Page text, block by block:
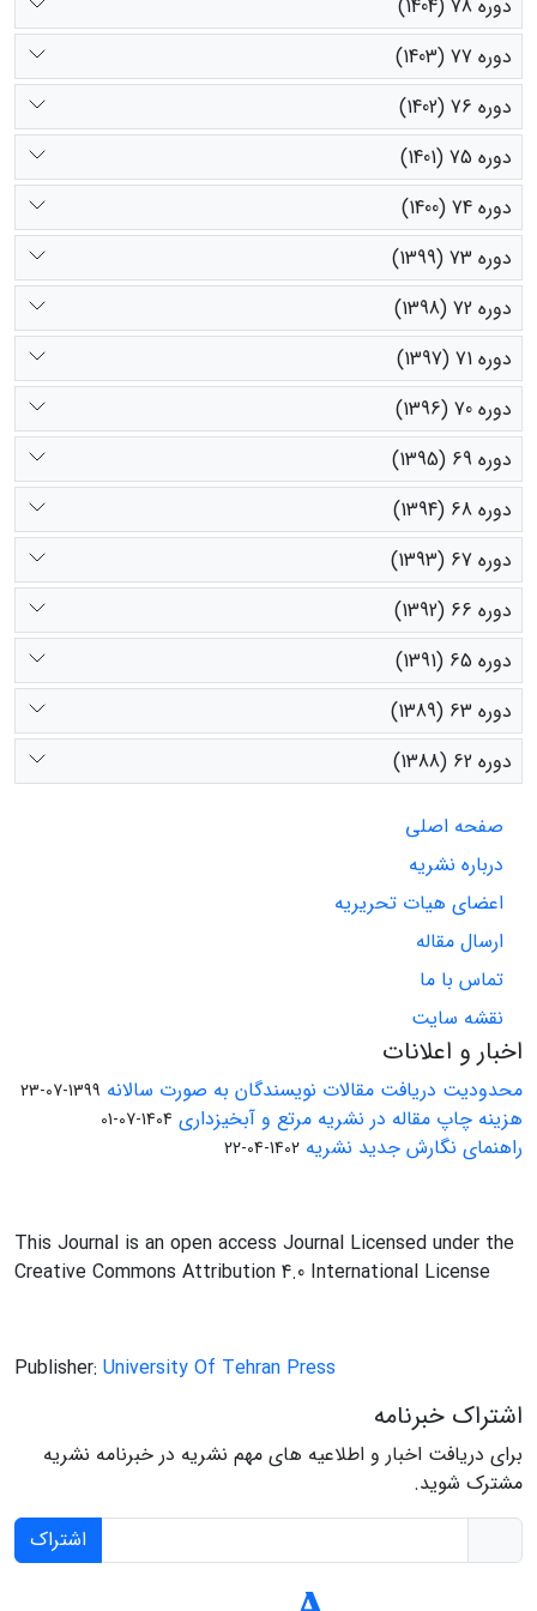
دوره 78 (1404)
دوره 77 (1403)
دوره 76 (1402)
دوره 75 (1401)
دوره 74 (1400)
دوره 73 (1399)
دوره 72 (1398)
دوره 71 (1397)
دوره 70 (1396)
دوره 69 (1395)
دوره 68 (1394)
دوره 67 (1393)
دوره 66 (1392)
دوره 65 (1391)
دوره 63 (1389)
دوره 62 (1388)
صفحه اصلی
درباره نشریه
اعضای هیات تحریریه
ارسال مقاله
تماس با ما
نقشه سایت
اخبار و اعلانات
محدودیت دریافت مقالات نویسندگان به صورت سالانه 1399-07-23
هزینه چاپ مقاله در نشریه مرتع و آبخیزداری 1404-07-01
راهنمای نگارش جدید نشریه 1402-04-22
This Journal is an open access Journal Licensed under the
Creative Commons Attribution 4.0 International License
Publisher: University Of Tehran Press
اشتراک خبرنامه
برای دریافت اخبار و اطلاعیه های مهم نشریه در خبرنامه نشریه
مشترک شوید.
اشتراک